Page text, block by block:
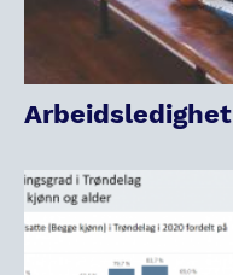
Arbeidsledighet